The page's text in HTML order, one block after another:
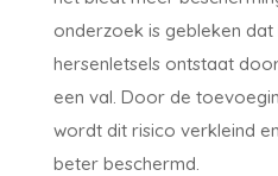
onderzoek is gebleken
hersenletsels ontstaat
een val. Door de
wordt dit risico verkleind
beter beschermd.